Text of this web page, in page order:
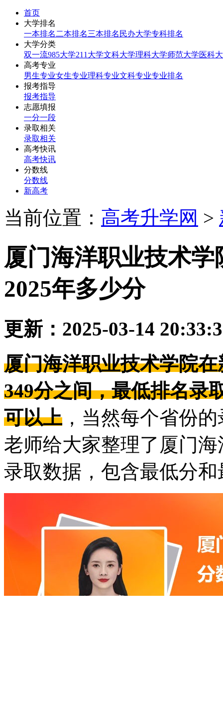
首页
大学排名
一本排名 二本排名三本排名 民办大学专科排名
大学分类
双一流985大学211大学文科大学理科大学师范大学医科
高考专业
男生专业女生专业理科专业文科专业专业排名
报考指导
报考指导
志愿填报
一分一段
录取相关
录取相关
高考快讯
高考快讯
分数线
分数线
新高考
当前位置： 高考升学网 >
厦门海洋职业技术
2025年多少分
更新：2025-03-14
厦门海洋职业技术学院
349分之间，最低排名录
可以上 ，当然每个省份
老师给大家整理了厦门
录取数据，包含最低分